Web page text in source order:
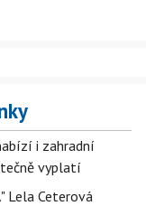
i zahradní
vyplatí
Lela Ceterová